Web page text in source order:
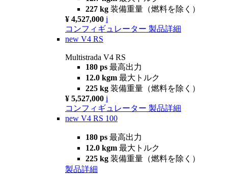
227 kg 装備重量（燃料を除く）
¥ 4,527,000 i
コンフィギュレーター 製品詳細
new V4 RS
Multistrada V4 RS
180 ps 最高出力
12.0 kgm 最大トルク
225 kg 装備重量（燃料を除く）
¥ 5,527,000 i
コンフィギュレーター 製品詳細
new V4 RS 100
180 ps 最高出力
12.0 kgm 最大トルク
225 kg 装備重量（燃料を除く）
製品詳細